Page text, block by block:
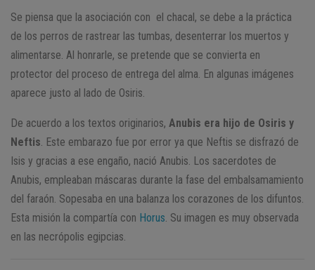
Se piensa que la asociación con el chacal, se debe a la práctica
de los perros de rastrear las tumbas, desenterrar los muertos y
alimentarse. Al honrarle, se pretende que se convierta en
protector del proceso de entrega del alma. En algunas imágenes
aparece justo al lado de Osiris.
De acuerdo a los textos originarios, Anubis era hijo de Osiris y
Neftis . Este embarazo fue por error ya que Neftis se disfrazó de
Isis y gracias a ese engaño, nació Anubis. Los sacerdotes de
Anubis, empleaban máscaras durante la fase del embalsamamiento
del faraón. Sopesaba en una balanza los corazones de los difuntos.
Esta misión la compartía con Horus . Su imagen es muy observada
en las necrópolis egipcias.